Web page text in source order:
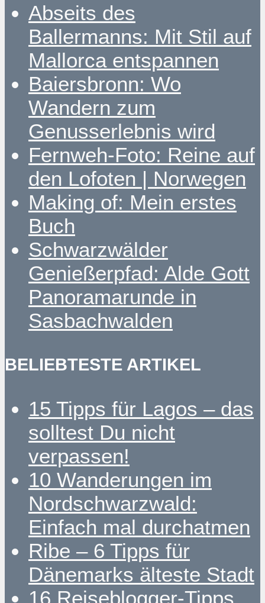
Abseits des
Ballermanns: Mit Stil auf
Mallorca entspannen
Baiersbronn: Wo
Wandern zum
Genusserlebnis wird
Fernweh-Foto: Reine auf
den Lofoten | Norwegen
Making of: Mein erstes
Buch
Schwarzwälder
Genießerpfad: Alde Gott
Panoramarunde in
Sasbachwalden
BELIEBTESTE ARTIKEL
15 Tipps für Lagos – das
solltest Du nicht
verpassen!
10 Wanderungen im
Nordschwarzwald:
Einfach mal durchatmen
Ribe – 6 Tipps für
Dänemarks älteste Stadt
16 Reiseblogger-Tipps